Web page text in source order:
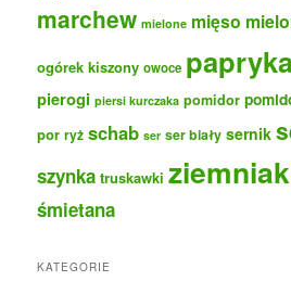
marchew mielone mięso
ogórek kiszony owoce
pierogi piersi kurczaka pomidor
por ryż schab ser ser biały sernik
szynka truskawki
śmietana
KATEGORIE